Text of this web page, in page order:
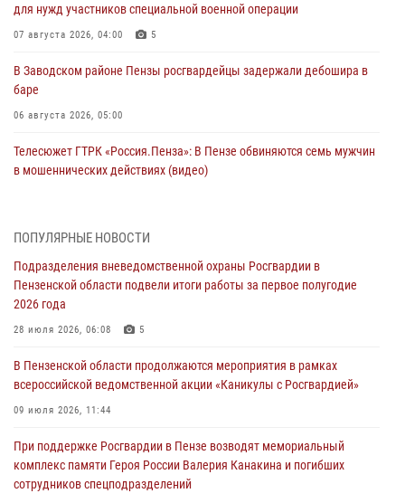
для нужд участников специальной военной операции
07 августа 2026, 04:00 5
В Заводском районе Пензы росгвардейцы задержали дебошира в
баре
06 августа 2026, 05:00
Телесюжет ГТРК «Россия.Пенза»: В Пензе обвиняются семь мужчин
в мошеннических действиях (видео)
В Заречном росгвардейцы почтили память легендарного генерала
05 августа 2026, 07:00
Сотрудники пензенского ОМОН «Страж» познакомили участников
сборов «Гвардеец» с вооружением и техникой Росгвардии
В Пензе сотрудники Росгвардии оказали помощь
дезориентированному пенсионеру
В Пензе при силовой поддержке Росгвардии пресечена
деятельность ОПГ, маскировавшейся под реабилитационный центр
ПОПУЛЯРНЫЕ НОВОСТИ
Подразделения вневедомственной охраны Росгвардии в
Пензенской области подвели итоги работы за первое полугодие
2026 года
28 июля 2026, 06:08 5
В Пензенской области продолжаются мероприятия в рамках
всероссийской ведомственной акции «Каникулы с Росгвардией»
09 июля 2026, 11:44
При поддержке Росгвардии в Пензе возводят мемориальный
комплекс памяти Героя России Валерия Канакина и погибших
сотрудников спецподразделений